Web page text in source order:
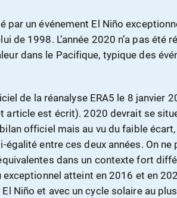
par un événement El Niño
de 1998. L’année 2020 n’a pas été
dans le Pacifique, typique des
de la réanalyse ERA5 le 8 janvier
article est écrit). 2020 devrait se
officiel mais au vu du faible écart,
entre ces deux années. On ne
dans un contexte fort
atteint en 2016 et en
Niño et avec un cycle solaire au